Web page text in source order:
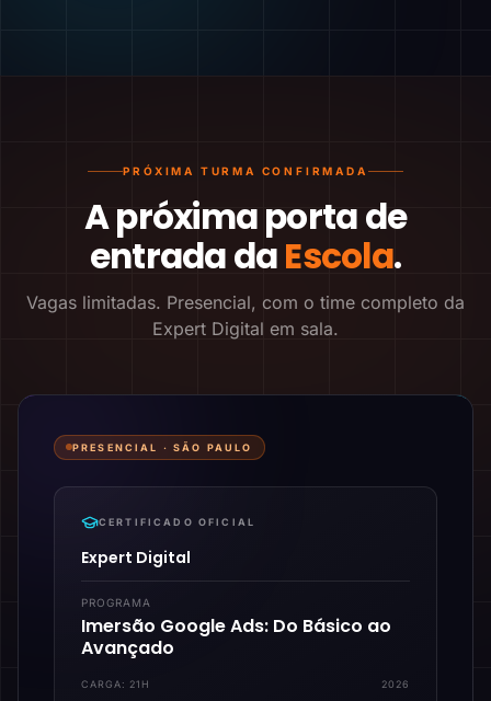
PRÓXIMA TURMA CONFIRMADA
A próxima porta de
entrada daEscola.
Vagas limitadas. Presencial, com o time completo da
Expert Digital em sala.
PRESENCIAL ·SÃO PAULO
CERTIFICADO OFICIAL
Expert Digital
PROGRAMA
Imersão Google Ads: Do Básico ao
Avançado
CARGA: 21H 2026